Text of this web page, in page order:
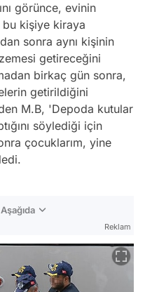
görünce, evinin
bu kişiye kiraya
sonra aynı kişinin
getireceğini
birkaç gün sonra,
getirildiğini
M.B, 'Depoda kutular
söylediği için
çocuklarım, yine
Reklam